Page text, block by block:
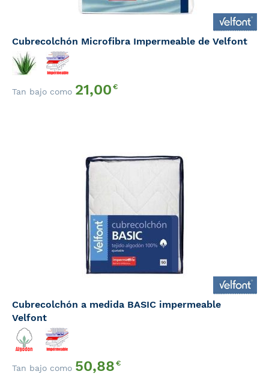
Cubrecolchón Microfibra Impermeable de Velfont
Tan bajo como 21,00€
Cubrecolchón a medida BASIC impermeable
Velfont
Tan bajo como 50,88€